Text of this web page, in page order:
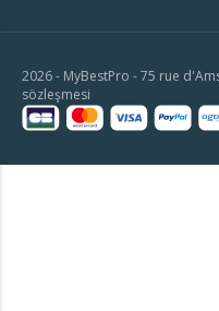
2026 - MyBestPro - 75 rue
sözleşmesi